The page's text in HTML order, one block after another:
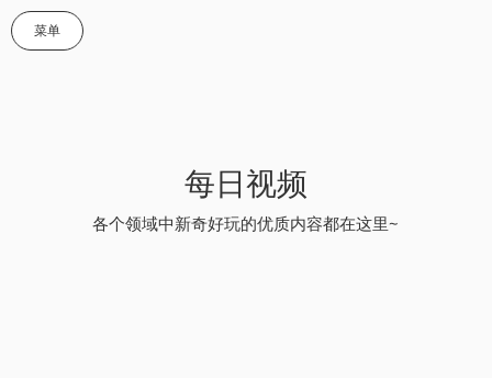
菜单
每日视频
各个领域中新奇好玩的优质内容都在这里~